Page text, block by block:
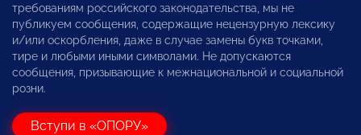
требованиям российского законодательства, мы не
публикуем сообщения, содержащие нецензурную лексику
и/или оскорбления, даже в случае замены букв точками,
тире и любыми иными символами. Не допускаются
сообщения, призывающие к межнациональной и социальной
розни.
Вступи в «ОПОРУ»